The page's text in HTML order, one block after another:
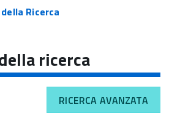
Ricerca
ricerca
RICERCA AVANZATA